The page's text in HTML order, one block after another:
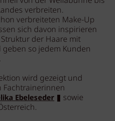
verbreiten.
verbreiteten Make-Up
sich davon inspirieren
der Haare mit
so jedem Kunden
wird gezeigt und
Ebeleseder sowie